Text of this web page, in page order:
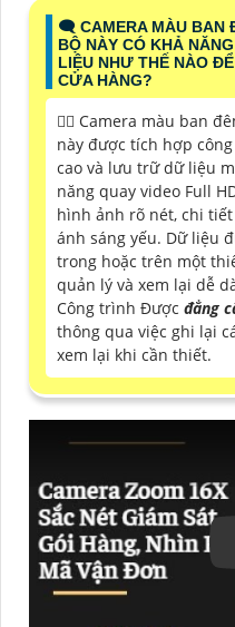
🗨️ CAMERA MÀU BAN
BỘ NÀY CÓ KHẢ
LIỆU NHƯ THẾ NÀO
CỬA HÀNG?
🙆‍♀️ Camera màu ban
này được tích hợp
cao và lưu trữ dữ liệu
năng quay video Full
hình ảnh rõ nét, chi
ánh sáng yếu. Dữ liệu
trong hoặc trên một
quản lý và xem lại dễ
Công trình Được đẳng
thông qua việc ghi lại
xem lại khi cần thiết.